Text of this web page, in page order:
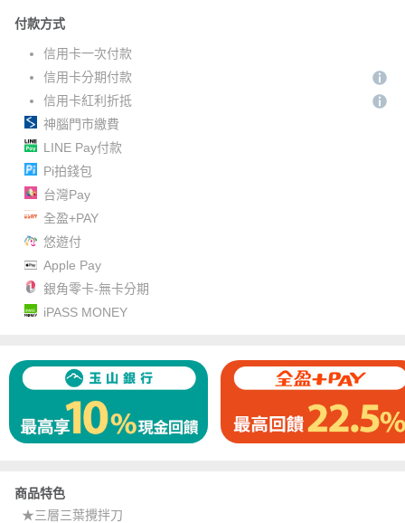
付款方式
信用卡一次付款
信用卡分期付款
信用卡紅利折抵
神腦門市繳費
LINE Pay付款
Pi拍錢包
台灣Pay
全盈+PAY
悠遊付
Apple Pay
銀角零卡-無卡分期
iPASS MONEY
商品特色
★三層三葉攪拌刀